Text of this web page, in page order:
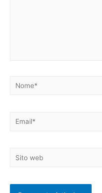
Nome*
Email*
Sito